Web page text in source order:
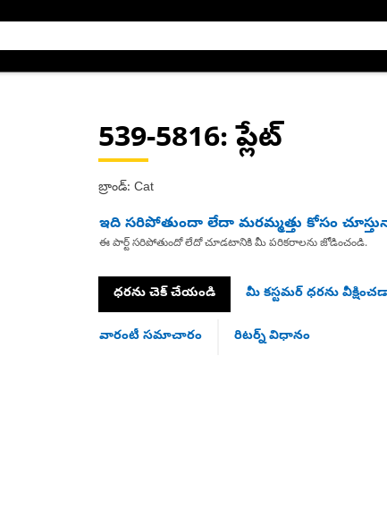
539-5816: ప్లేట్
బ్రాండ్: Cat
ఇది సరిపోతుందా లేదా మరమ్మత్తు కోసం
ఈ పార్ట్ సరిపోతుందో లేదో చూడటానికి మీ పరికరాలను జోడించండి.
ధరను చెక్ చేయండి మీ కస్టమర్ ధరను
వారంటీ సమాచారం రిటర్న్ విధానం